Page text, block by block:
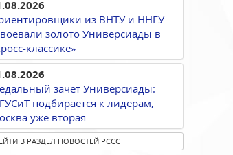
из ВНТУ и ННГУ
золото Универсиады в
классике»
зачет Универсиады:
подбирается к лидерам,
уже вторая
В РАЗДЕЛ НОВОСТЕЙ РССС